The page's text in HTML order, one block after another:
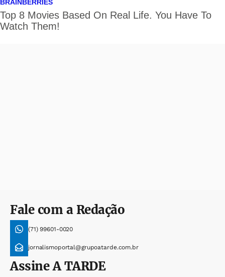
Fale com a Redação
(71) 99601-0020
jornalismoportal@grupoatarde.com.br
AssineA TARDE